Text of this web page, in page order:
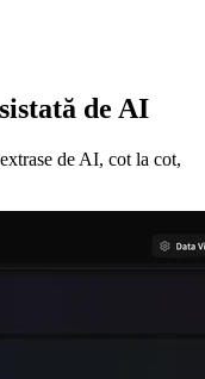
de AI
de AI, cot la cot,